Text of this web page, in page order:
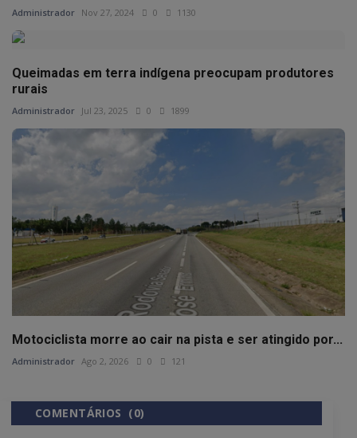
Administrador Nov 27, 2024 0 1130
Queimadas em terra indígena preocupam produtores
rurais
Administrador Jul 23, 2025 0 1899
Motociclista morre ao cair na pista e ser atingido por...
Administrador Ago 2, 2026 0 121
COMENTÁRIOS (0)